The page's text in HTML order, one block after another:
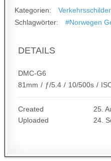
Kategorien:
Schlagwörter:
#Norwegen
DETAILS
DMC-G6
81mm / ƒ/5.4 / 10/500s /
Created
25.
Uploaded
24.